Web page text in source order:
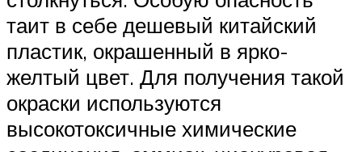
таит в себе дешевый китайский
пластик, окрашенный в ярко-
желтый цвет. Для получения такой
окраски используются
высокотоксичные химические